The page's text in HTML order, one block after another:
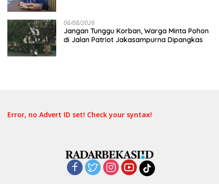
06/08/2026
Jangan Tunggu Korban, Warga Minta Pohon
di Jalan Patriot Jakasampurna Dipangkas
Error, no Advert ID set! Check your syntax!